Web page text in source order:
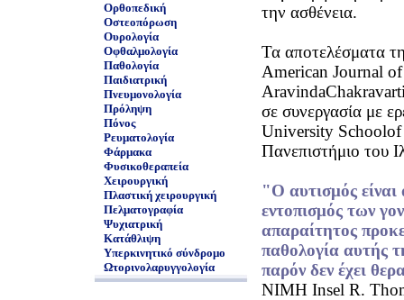
Ορθοπεδική
Οστεοπόρωση
Ουρολογία
Οφθαλμολογία
Παθολογία
Παιδιατρική
Πνευμονολογία
Πρόληψη
Πόνος
Ρευματολογία
Φάρμακα
Φυσικοθεραπεία
Χειρουργική
Πλαστική χειρουργική
Πελματογραφία
Ψυχιατρική
Κατάθλιψη
Υπερκινητικό σύνδρομο
Ωτορινολαρυγγολογία
την ασθένεια.
Τα αποτελέσματα
American Journal
σε συνεργασία με
University Schoolof
Πανεπιστήμιο του
"Ο αυτισμός
εντοπισμός των
απαραίτητος
παθολογία αυτής
παρόν δεν έχει
NIMH Insel R.